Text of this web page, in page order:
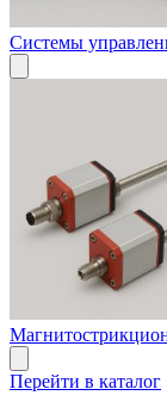
Перейти в каталог